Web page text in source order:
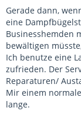
Gerade dann,
eine
Businesshemden
bewältigen
Ich benutze eine
zufrieden. Der
Reparaturen/
Mir einem
lange.